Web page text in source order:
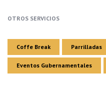
OTROS SERVICIOS
Coffe Break Parrilladas
Eventos Gubernamentales